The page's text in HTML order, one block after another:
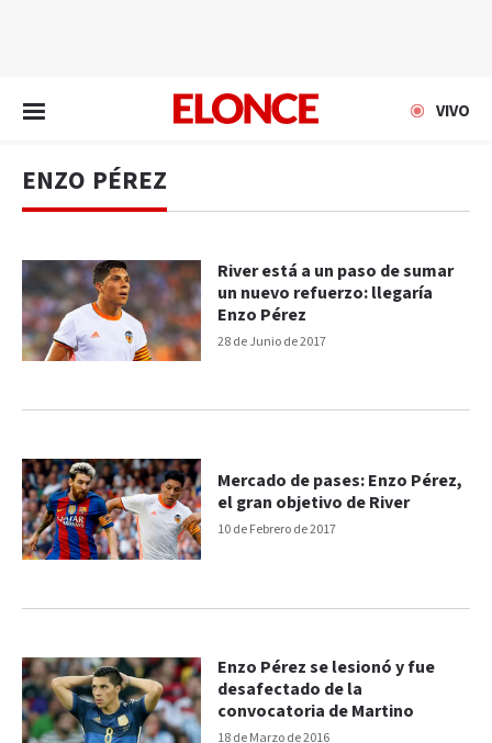
VIVO
ENZO PÉREZ
28 de Junio de 2017
River está a un paso de sumar
un nuevo refuerzo: llegaría
Enzo Pérez
10 de Febrero de 2017
Mercado de pases: Enzo Pérez,
el gran objetivo de River
18 de Marzo de 2016
Enzo Pérez se lesionó y fue
desafectado de la
convocatoria de Martino